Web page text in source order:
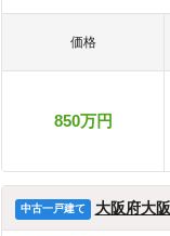
価格
850万円
中古一戸建て 大阪府大